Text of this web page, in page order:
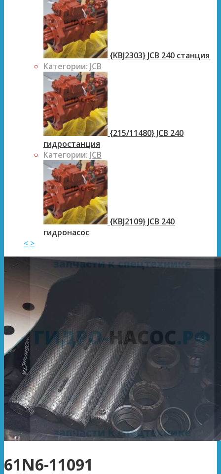
{KBJ2303} JCB 240 станция
Категории: JCB
{215/11480} JCB 240
гидростанция
Категории: JCB
{KBJ2109} JCB 240
гидронасос
< >
61N6-11091